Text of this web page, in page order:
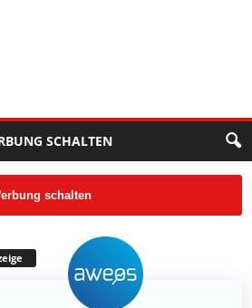
SCHALTEN
schalten